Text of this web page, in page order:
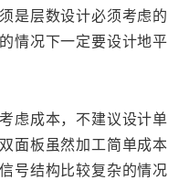
是层数设计必须考虑的
情况下一定要设计地平
虑成本，不建议设计单
面板虽然加工简单成本
号结构比较复杂的情况